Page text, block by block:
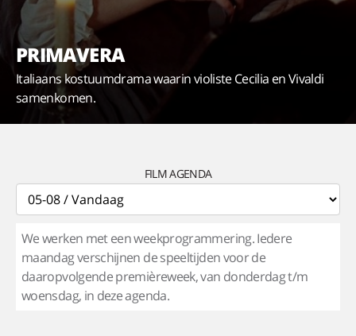
PRIMAVERA
Italiaans kostuumdrama waarin violiste Cecilia en Vivaldi
samenkomen.
FILM AGENDA
We werken met een weekprogrammering. Iedere
maandag verschijnen de speeltijden voor de
daaropvolgende premièreweek, van donderdag t/m
woensdag, in deze agenda.